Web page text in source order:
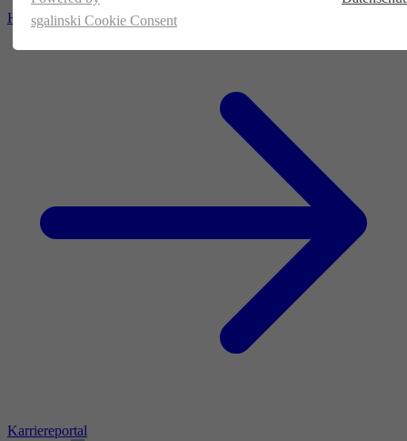
sgalinski Cookie Consent
Homepage
Karriereportal